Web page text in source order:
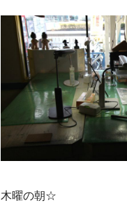
c
b
o
i
t
t
木曜の朝☆